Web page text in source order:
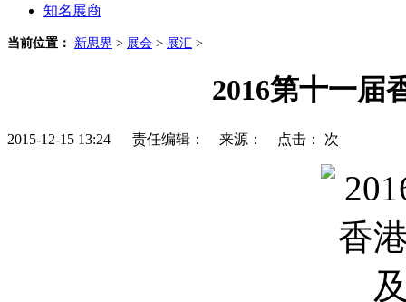
知名展商
当前位置： 新思界 > 展会 > 展汇 >
2016第十一届
2015-12-15 13:24 责任编辑： 来源： 点击： 次